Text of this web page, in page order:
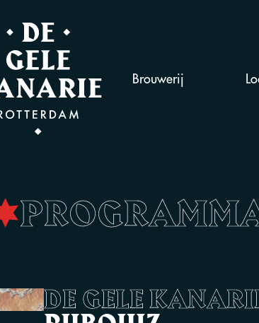
Brouwerij
•
DE GELE